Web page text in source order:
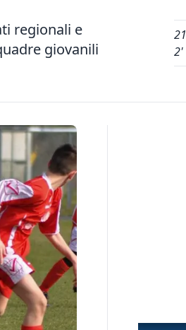
regionali e
giovanili
2'